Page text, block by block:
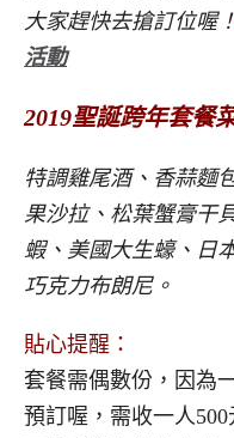
大家趕快去搶訂位喔！
活動
2019聖誕跨年套餐
特調雞尾酒、香蒜麵
果沙拉、松葉蟹膏干
蝦、美國大生蠔、日
巧克力布朗尼。
貼心提醒：
套餐需偶數份，因為
預訂喔，需收一人